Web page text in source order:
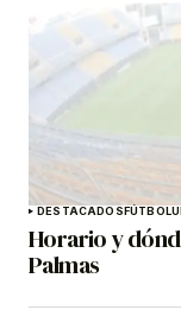
DESTACADOS FÚTBOL
Horario y
Palmas